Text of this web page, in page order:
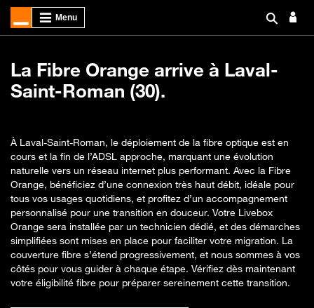
La Fibre Orange arrive à Laval-
Saint-Roman (30).
À Laval-Saint-Roman, le déploiement de la fibre optique est en
cours et la fin de l’ADSL approche, marquant une évolution
naturelle vers un réseau internet plus performant. Avec la Fibre
Orange, bénéficiez d’une connexion très haut débit, idéale pour
tous vos usages quotidiens, et profitez d’un accompagnement
personnalisé pour une transition en douceur. Votre Livebox
Orange sera installée par un technicien dédié, et des démarches
simplifiées sont mises en place pour faciliter votre migration. La
couverture fibre s’étend progressivement, et nous sommes à vos
côtés pour vous guider à chaque étape. Vérifiez dès maintenant
votre éligibilité fibre pour préparer sereinement cette transition.